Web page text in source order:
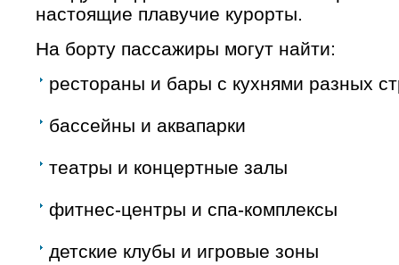
настоящие плавучие курорты.
На борту пассажиры могут найти:
рестораны и бары с кухнями разных
бассейны и аквапарки
театры и концертные залы
фитнес-центры и спа-комплексы
детские клубы и игровые зоны